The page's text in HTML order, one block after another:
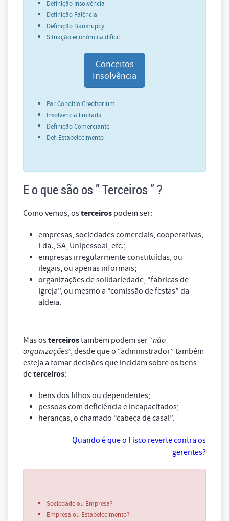
Definição Insolvência
Definição Falência
Definição Bankrupcy
Situação económica difícil
Conceitos
Insolvência
Par Conditio Creditorium
Insolvencia limitada
Definição Comerciante
Def. Estabelecimento
E o que são os ” Terceiros ” ?
Como vemos, osterceiros podem ser:
empresas, sociedades comerciais, cooperativas,
Lda., SA, Unipessoal, etc.;
empresas irregularmente constituídas, ou
ilegais, ou apenas informais;
organizações de solidariedade, “fabricas de
Igreja”, ou mesmo a “comissão de festas” da
aldeia.
Mas osterceirostambém podem ser “não
organizações”, desde que o “administrador” também
esteja a tomar decisões que incidam sobre os bens
deterceiros:
bens dos filhos ou dependentes;
pessoas com deficiência e incapacitados;
heranças, o chamado “cabeça de casal”.
Quando é que o Fisco reverte contra os
gerentes?
Sociedade ou Empresa?
Empresa ou Estabelecimento?